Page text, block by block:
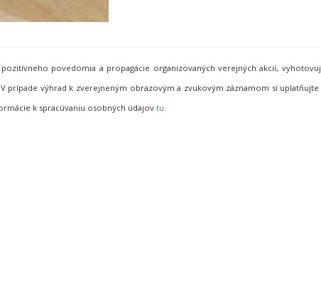
povedomia a propagácie organizovaných verejných akcií,
prípade výhrad k zverejneným obrazovým a zvukovým záznamom si
k spracúvaniu osobných údajov tu.